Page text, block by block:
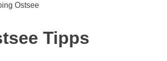
Ostsee
Tipps